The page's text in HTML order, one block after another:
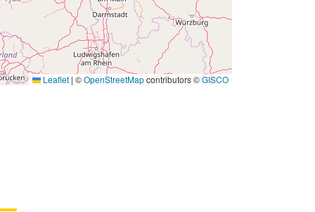
Leaflet | ©OpenStreetMapcontributors ©GISCO